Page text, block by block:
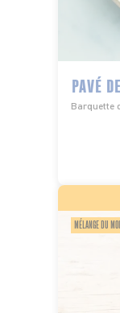
PAVÉ
Barquette
MÉLANGE DU